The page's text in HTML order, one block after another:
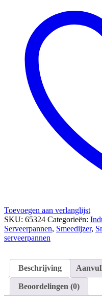
Toevoegen aan verlanglijst
SKU: 65324 Categorieën:
Serveerpannen, Smeedijzer,
serveerpannen
Beschrijving
Beoordelingen (0)